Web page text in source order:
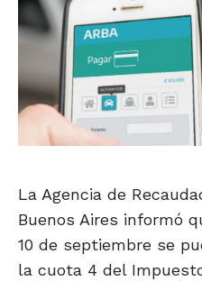
La Agencia de
Buenos Aires informó
10 de septiembre se
la cuota 4 del